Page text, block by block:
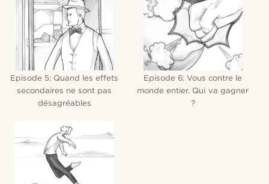
Episode 5: Quand les effets
secondaires ne sont pas
désagréables
Episode 6: Vous contre le
monde entier. Qui va gagner
?